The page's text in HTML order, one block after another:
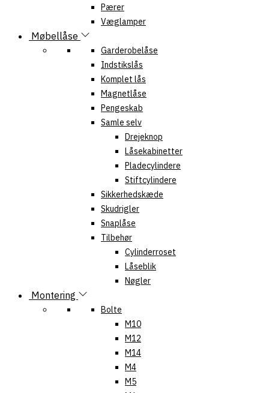
Pærer
Væglamper
Møbellåse
Garderobelåse
Indstikslås
Komplet lås
Magnetlåse
Pengeskab
Samle selv
Drejeknop
Låsekabinetter
Pladecylindere
Stiftcylindere
Sikkerhedskæde
Skudrigler
Snaplåse
Tilbehør
Cylinderroset
Låseblik
Nøgler
Montering
Bolte
M10
M12
M14
M4
M5